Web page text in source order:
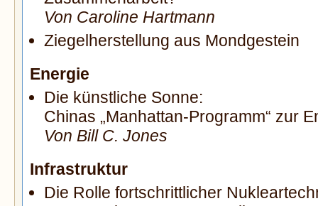
Von Caroline Hartmann
Ziegelherstellung aus Mondgestein
Energie
Die künstliche Sonne:
Chinas „Manhattan-Programm“ zur
Von Bill C. Jones
Infrastruktur
Die Rolle fortschrittlicher